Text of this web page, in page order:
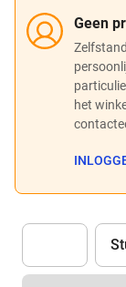
Geen
het